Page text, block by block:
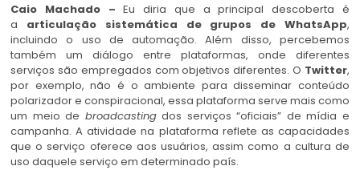
Caio Machado – Eu diria que a principal descoberta é
a articulação sistemática de grupos de WhatsApp,
incluindo o uso de automação. Além disso, percebemos
também um diálogo entre plataformas, onde diferentes
serviços são empregados com objetivos diferentes. O Twitter,
por exemplo, não é o ambiente para disseminar conteúdo
polarizador e conspiracional, essa plataforma serve mais como
um meio de broadcastingdos serviços “oficiais” de mídia e
campanha. A atividade na plataforma reflete as capacidades
que o serviço oferece aos usuários, assim como a cultura de
uso daquele serviço em determinado país.